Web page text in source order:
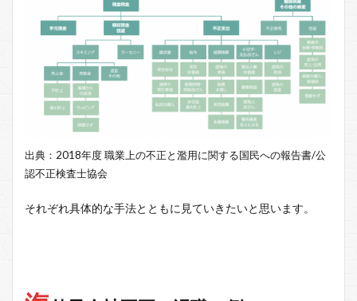
出典：2018年度 職業上の不正と濫用に関する国民への報告書/公
認不正検査士協会
それぞれ具体的な手法とともに見ていきたいと思います。